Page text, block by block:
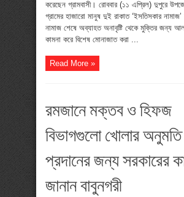
করেছেন গ্রামবাসী। রোববার (১১ এপ্রিল) দুপুরে
গ্রামের হাজারো মানুষ দুই রাকাত ‘ইসতিসকার
নামাজ শেষে অব্যাহত অনাবৃষ্টি থেকে মুক্তির জন্য
কামনা করে বিশেষ মোনাজাত করা ...
Read More »
রমজানে মক্তব ও হিফজ
বিভাগগুলো খোলার অনুমতি
প্রদানের জন্য সরকারের
জানান বাবুনগরী